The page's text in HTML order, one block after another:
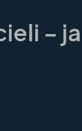
–